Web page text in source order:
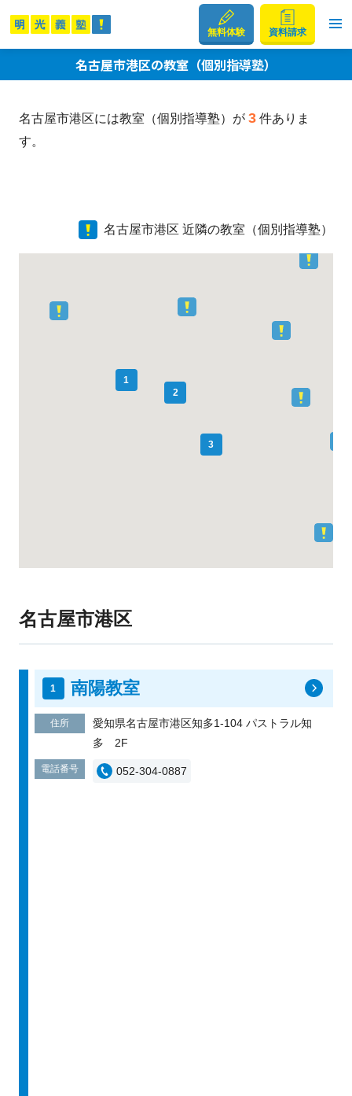
無料体験 資料請求
名古屋市港区の教室（個別指導塾）
名古屋市港区には教室（個別指導塾）が 3件ありま
す。
名古屋市港区 近隣の教室（個別指導塾）
3
1
2
名古屋市港区
南陽教室
住所
愛知県名古屋市港区知多1-104 パストラル知
多 2F
電話番号 052-304-0887